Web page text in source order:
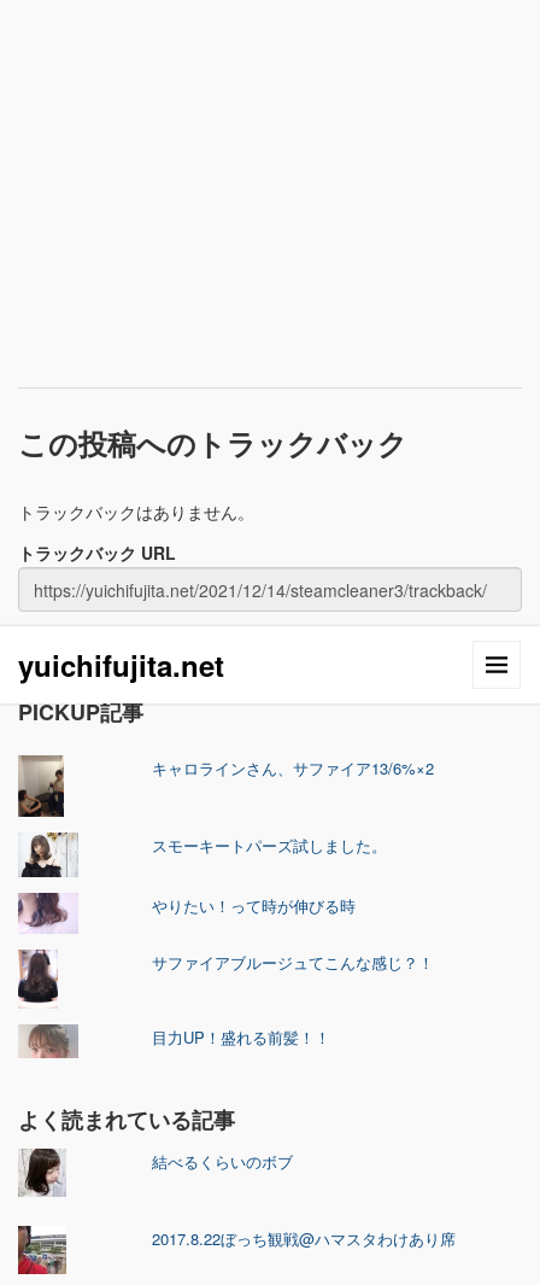
この投稿へのトラックバック
トラックバックはありません。
トラックバック URL
yuichifujita.net
PICKUP記事
キャロラインさん、サファイア13/6%×2
スモーキートパーズ試しました。
やりたい！って時が伸びる時
サファイアブルージュてこんな感じ？！
目力UP！盛れる前髪！！
よく読まれている記事
結べるくらいのボブ
2017.8.22ぼっち観戦@ハマスタわけあり席